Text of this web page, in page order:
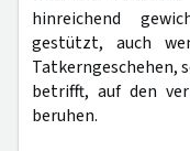
hinreichend
gestützt, auch
Tatkerngeschehen,
betrifft, auf den
beruhen.